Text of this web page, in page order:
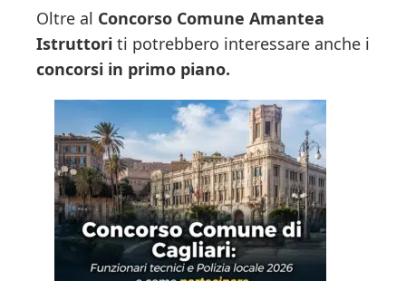
Oltre al Concorso Comune Amantea
Istruttori ti potrebbero interessare anche i
concorsi in primo piano.